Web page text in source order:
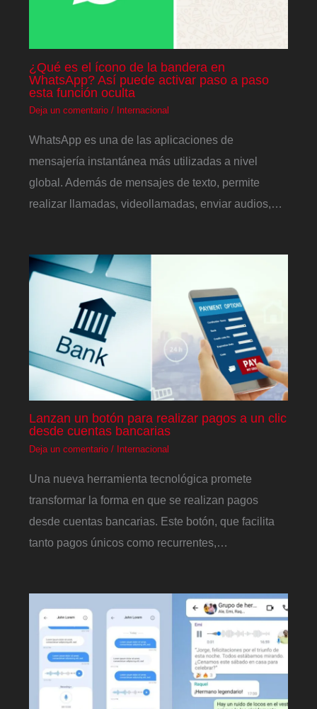
¿Qué es el ícono de la bandera en
WhatsApp? Así puede activar paso a paso
esta función oculta
Deja un comentario / Internacional
WhatsApp es una de las aplicaciones de
mensajería instantánea más utilizadas a nivel
global. Además de mensajes de texto, permite
realizar llamadas, videollamadas, enviar audios,…
Lanzan un botón para realizar pagos a un clic
desde cuentas bancarias
Deja un comentario / Internacional
Una nueva herramienta tecnológica promete
transformar la forma en que se realizan pagos
desde cuentas bancarias. Este botón, que facilita
tanto pagos únicos como recurrentes,…